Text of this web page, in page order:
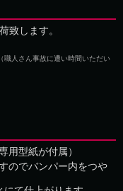
します。
用型紙が付属）
のでバンパー内をつや